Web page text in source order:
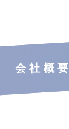
会社概要